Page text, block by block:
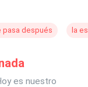
pasa después la